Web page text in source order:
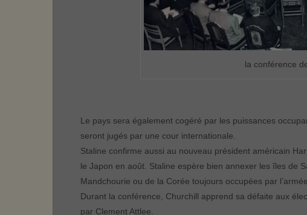
la conférence
Le pays sera également cogéré par les puissances
seront jugés par une cour internationale.
Staline confirme aussi au nouveau président américain
le Japon en août. Staline espère bien annexer les îles de
Mandchourie ou de la Corée toujours occupées par
Durant la conférence, Churchill apprend sa défaite aux
par Clement Attlee.